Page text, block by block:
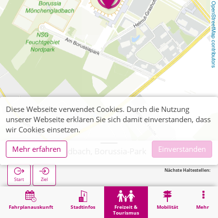
OpenStreetMap contributors
Fahrplanauskunft Stadtinfos
Freizeit &
Tourismus
Mobilität Mehr
Mönchengladbach, Borussia-Park
Start Ziel
Nächste Haltestellen:
Freizeit & Tourismus Mönchengladbach, Borussia-Park
Diese Webseite verwendet Cookies. Durch die Nutzung
unserer Webseite erklären Sie sich damit einverstanden, dass
wir Cookies einsetzen.
Mehr erfahren
Einverstanden